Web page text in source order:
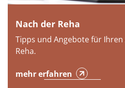
Nach der Reha
Tipps und Angebote für
Reha.
mehr erfahren